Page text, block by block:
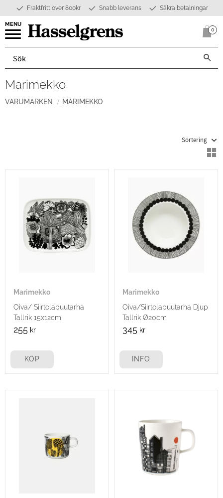
Meny
Fraktfritt över 800kr Snabb leverans Säkra betalningar
0
Marimekko
VARUMÄRKEN MARIMEKKO
Marimekko
Oiva/ Siirtolapuutarha
Tallrik 15x12cm
255 kr
KÖP
Marimekko
Oiva/Siirtolapuutarha Djup
Tallrik Ø20cm
345 kr
INFO